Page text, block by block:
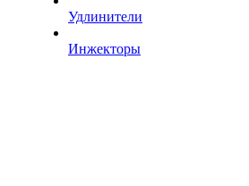
Удлинители
Инжекторы